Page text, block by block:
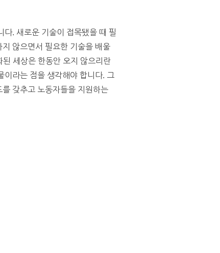
. 새로운 기술이 접목됐을 때 필
않으면서 필요한 기술을 배울
세상은 한동안 오지 않으리란
이라는 점을 생각해야 합니다. 그
갖추고 노동자들을 지원하는